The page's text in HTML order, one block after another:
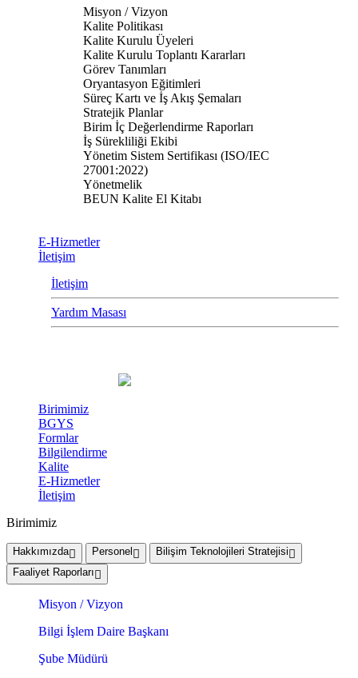
Misyon / Vizyon
Kalite Politikası
Kalite Kurulu Üyeleri
Kalite Kurulu Toplantı Kararları
Görev Tanımları
Oryantasyon Eğitimleri
Süreç Kartı ve İş Akış Şemaları
Stratejik Planlar
Birim İç Değerlendirme Raporları
İş Sürekliliği Ekibi
Yönetim Sistem Sertifikası (ISO/IEC
27001:2022)
Yönetmelik
BEUN Kalite El Kitabı
E-Hizmetler
İletişim
İletişim
Yardım Masası
Birimimiz
BGYS
Formlar
Bilgilendirme
Kalite
E-Hizmetler
İletişim
Birimimiz
Hakkımızda Personel
Bilişim Teknolojileri Stratejisi
Faaliyet Raporları
Misyon / Vizyon
Bilgi İşlem Daire Başkanı
Şube Müdürü